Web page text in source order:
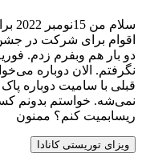
سلام من 15نومبر 2022
شرکت در جشن عروسی)
دو بار
دوباره می‌خوام
دوباره پاک می‌شه و
بدونم کسی راهکاری
کنم؟ ممنون
کانادا